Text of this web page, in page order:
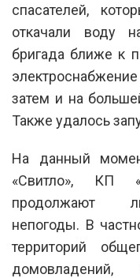
спасателей,
откачали воду
бригада ближе к
затем и на
Также удалось
На данный
«Свитло», КП
продолжают
непогоды. В
территорий